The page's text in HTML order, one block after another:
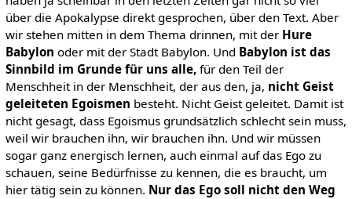
über die Apokalypse direkt gesprochen, über den Text. Aber
wir stehen mitten in dem Thema drinnen, mit der Hure
Babylon oder mit der Stadt Babylon. Und Babylon ist das
Sinnbild im Grunde für uns alle,für den Teil der
Menschheit in der Menschheit, der aus den, ja, nicht Geist
geleiteten Egoismen besteht. Nicht Geist geleitet. Damit ist
nicht gesagt, dass Egoismus grundsätzlich schlecht sein muss,
weil wir brauchen ihn, wir brauchen ihn. Und wir müssen
sogar ganz energisch lernen, auch einmal auf das Ego zu
schauen, seine Bedürfnisse zu kennen, die es braucht, um
hier tätig sein zu können. Nur das Ego soll nicht den Weg